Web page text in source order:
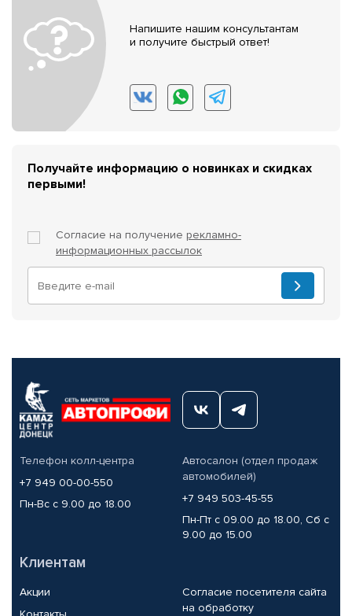
Напишите нашим консультантам
и получите быстрый ответ!
Получайте информацию о новинках и скидках
первыми!
Согласие на получение рекламно-
информационных рассылок
Телефон колл-центра
+7 949 00-00-550
Пн-Вс с 9.00 до 18.00
Автосалон (отдел продаж
автомобилей)
+7 949 503-45-55
Пн-Пт с 09.00 до 18.00, Сб с
9.00 до 15.00
Клиентам
Акции
Согласие посетителя сайта
на обработку